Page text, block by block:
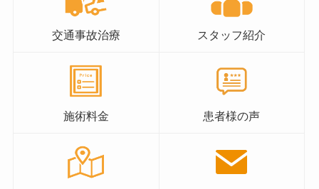
交通事故治療 スタッフ紹介
施術料金 患者様の声